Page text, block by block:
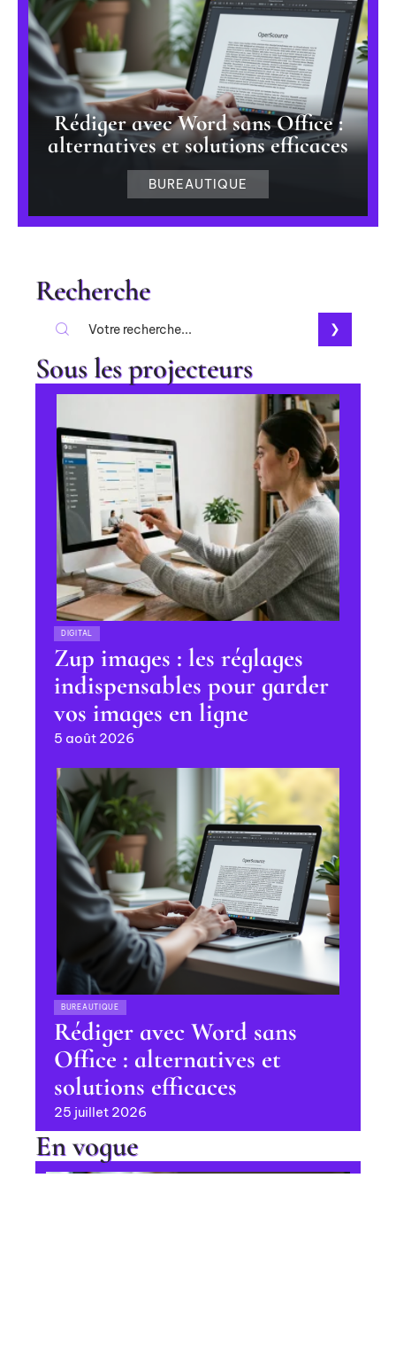
Rédiger avec Word sans Office :
alternatives et solutions efficaces
BUREAUTIQUE
Recherche
Sous les projecteurs
DIGITAL
Zup images : les réglages
indispensables pour garder
vos images en ligne
5 août 2026
BUREAUTIQUE
Rédiger avec Word sans
Office : alternatives et
solutions efficaces
25 juillet 2026
En vogue